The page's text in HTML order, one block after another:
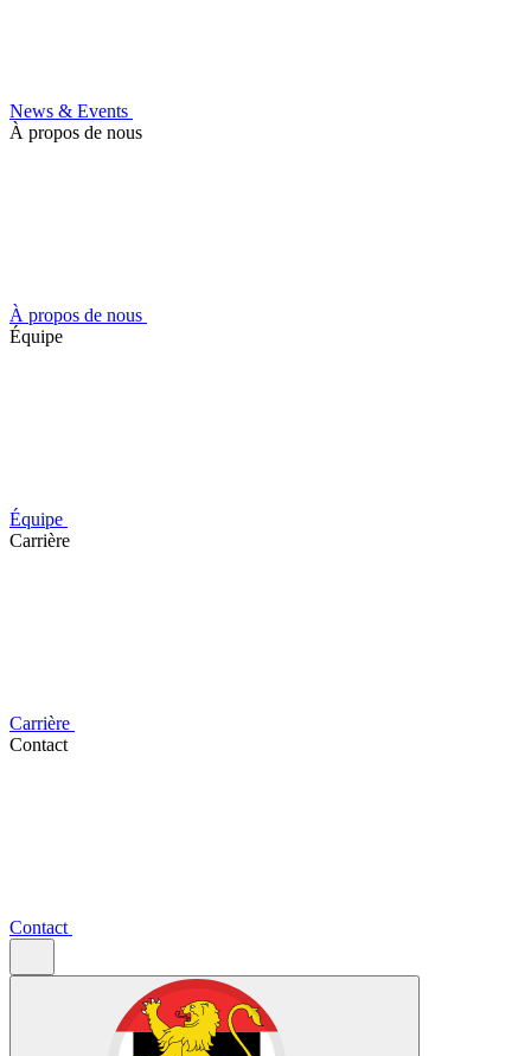
News & Events
À propos de nous
À propos de nous
Équipe
Équipe
Carrière
Carrière
Contact
Contact